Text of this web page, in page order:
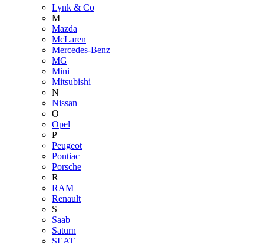
Lynk & Co
M
Mazda
McLaren
Mercedes-Benz
MG
Mini
Mitsubishi
N
Nissan
O
Opel
P
Peugeot
Pontiac
Porsche
R
RAM
Renault
S
Saab
Saturn
SEAT